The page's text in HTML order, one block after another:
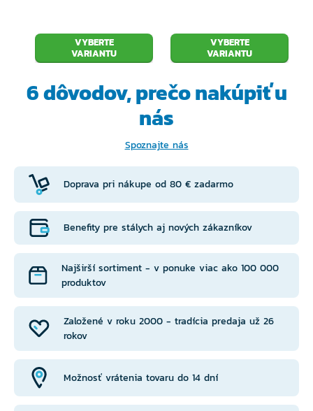
VYBERTE
VARIANTU
VYBERTE
VARIANTU
6 dôvodov, prečonakúpiť u
nás
Spoznajte nás
Doprava pri nákupe od 80 € zadarmo
Založené v roku 2000 - tradícia predaja už 26
rokov
Benefity pre stálych aj nových zákazníkov
Možnosť vrátenia tovaru do 14 dní
Najširší sortiment - v ponuke viac ako 100 000
produktov